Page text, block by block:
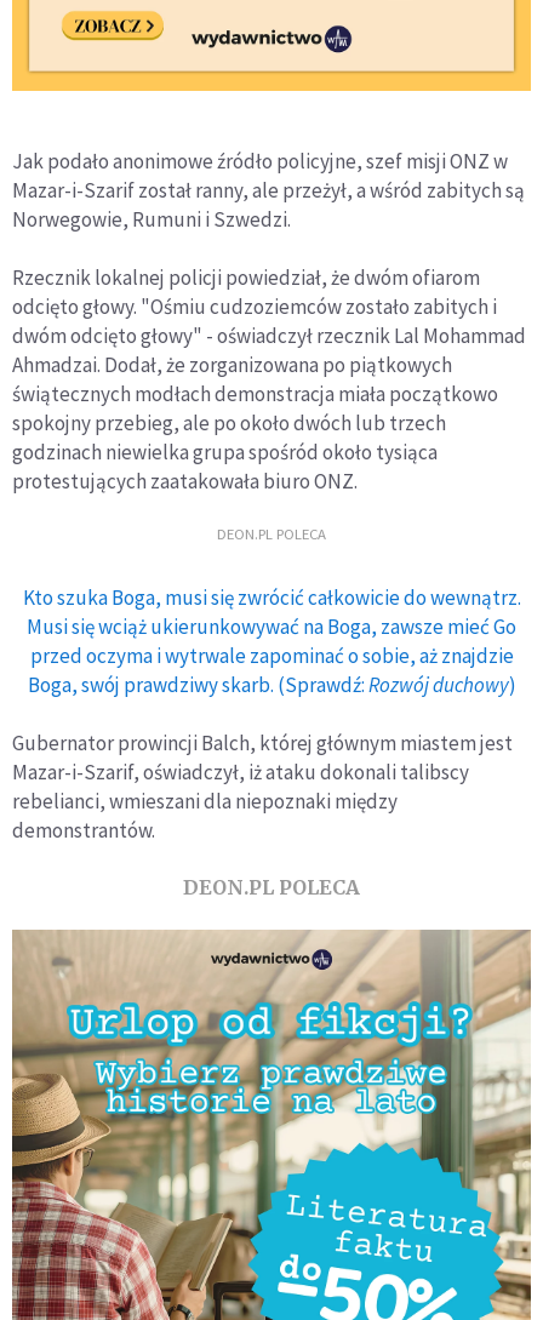
Jak podało anonimowe źródło policyjne, szef misji ONZ w
Mazar-i-Szarif został ranny, ale przeżył, a wśród zabitych są
Norwegowie, Rumuni i Szwedzi.
Rzecznik lokalnej policji powiedział, że dwóm ofiarom
odcięto głowy. "Ośmiu cudzoziemców zostało zabitych i
dwóm odcięto głowy" - oświadczył rzecznik Lal Mohammad
Ahmadzai. Dodał, że zorganizowana po piątkowych
świątecznych modłach demonstracja miała początkowo
spokojny przebieg, ale po około dwóch lub trzech
godzinach niewielka grupa spośród około tysiąca
protestujących zaatakowała biuro ONZ.
DEON.PL POLECA
Kto szuka Boga, musi się zwrócić całkowicie do wewnątrz.
Musi się wciąż ukierunkowywać na Boga, zawsze mieć Go
przed oczyma i wytrwale zapominać o sobie, aż znajdzie
Boga, swój prawdziwy skarb. (Sprawdź:Rozwój duchowy)
Gubernator prowincji Balch, której głównym miastem jest
Mazar-i-Szarif, oświadczył, iż ataku dokonali talibscy
rebelianci, wmieszani dla niepoznaki między
demonstrantów.
DEON.PL POLECA